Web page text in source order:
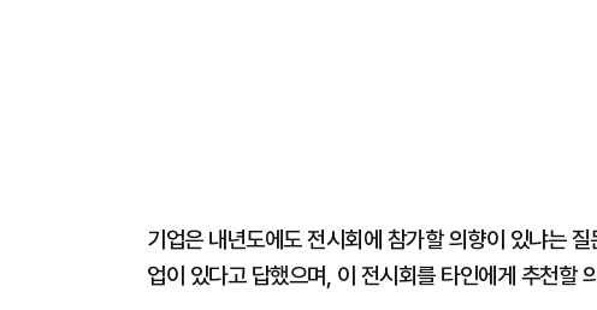
기업은 내년도에도 전시회에 참가할 의향이 있냐는
업이 있다고 답했으며, 이 전시회를 타인에게 추천할